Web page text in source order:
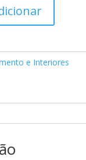
e Interiores